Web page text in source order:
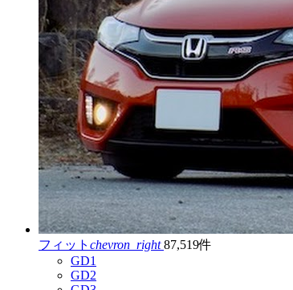
フィット chevron_right 87,519件
GD1
GD2